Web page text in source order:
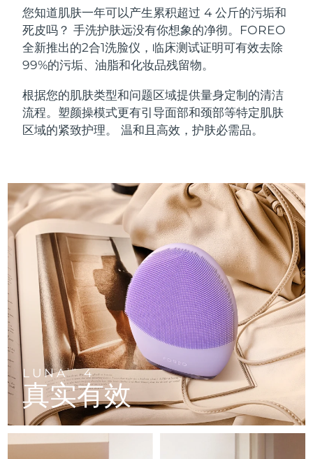
您知道肌肤一年可以产生累积超过 4 公斤的污垢和
死皮吗？ 手洗护肤远没有你想象的净彻。FOREO
全新推出的2合1洗脸仪，临床测试证明可有效去除
99%的污垢、油脂和化妆品残留物。
根据您的肌肤类型和问题区域提供量身定制的清洁
流程。塑颜操模式更有引导面部和颈部等特定肌肤
区域的紧致护理。 温和且高效，护肤必需品。
LUNATM4
真实有效
面部清洁
LUNA™ 4 套装
Anti-aging massage
LUNA™ 4 Plus
LUNA™ 4 Men
For men, anti-aging massage
LUNA™ 4 mini
For young skin, T-zone
LUNA™ 4 go
For travel or gym bag
LUNA™ 护肤
Premium cleansers & balm
紧致提拉
BEAR™ 2 套装
Microcurrent toning
BEAR™ 2 go
BEAR™ 2 eyes & lips
Microcurrent line smoothing device
面部提拉护理
Premium anti-aging skincare
BEAR™ 设备
All premium facelift devices
补水保湿
UFO™ 3 套装
UFO™ 3 LED
Near-infrared and red light therapy
device
UFO™ 3 mini
Red light therapy device for young skin
UFO™ 3 go
Portable red light therapy
面膜
Rejuvenation & hydration
口腔护理
issa™ 4
issa™ 4 plus
Smart hybrid silicone sonic toothbrush
issa™ 4 smile
Hybrid silicone sonic toothbrush
issa™ 4 baby
For ages 0-3
issa™ Teeth Whitening Set
抗老
FAQ™ 101
Clinical anti-aging
FAQ™ 102
Advanced clinical anti-aging
FAQ™ 103
Luxurious clinical anti-aging set
LED治疗
NEW
FAQ™ 201
LED mask
FAQ™ 202
LED mask
FAQ™ 211
Anti-aging neck & décolleté LED mask
生发
FAQ™ 301
LED hair strengthening scalp massager
FAQ™ Scalp Serum
Scalp recovery probiotic serum
肌肤年轻化
NEW
FAQ™ 501
Full-Spectrum Red Light Therapy
FAQ™ 502
Full-Spectrum Red Light Therapy
保健品
NEW
专业治疗
比利时 预计送达日期8/11/26
百慕大 预计送达日期
波斯尼亚和黑塞哥维那 预计送达日期8/14/26
文莱 预计送达日期
加拿大 预计送达日期8/15/26
智利 预计送达日期8/15/26
中国 预计送达日期 8/11/26
哥伦比亚 预计送达日期8/15/26
克罗地亚 预计送达日期8/11/26
塞浦路斯 预计送达日期8/12/26
捷克 预计送达日期
丹麦 预计送达日期8/11/26